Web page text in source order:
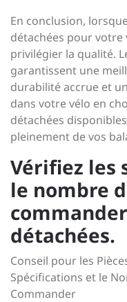
En conclusion,
détachées pour
privilégier la qualité.
garantissent une
durabilité accrue et
dans votre vélo en
détachées
pleinement de vos
Vérifiez les
le nombre
détachées.
Conseil pour les
Spécifications et le
Commander